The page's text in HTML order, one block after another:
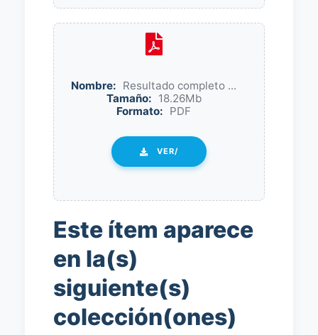
Nombre: Resultado completo ...
Tamaño: 18.26Mb
Formato: PDF
VER/
Este ítem aparece
en la(s)
siguiente(s)
colección(ones)